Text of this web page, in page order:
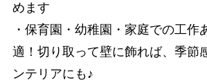
めます
・保育園・幼稚園・家庭での工作
適！切り取って壁に飾れば、季節
ンテリアにも♪